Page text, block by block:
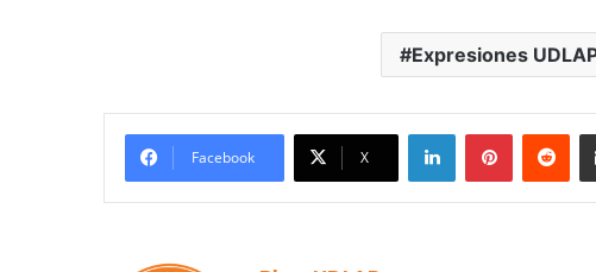
Expresiones
Facebook X
LinkedInPinterest